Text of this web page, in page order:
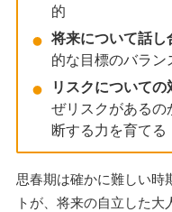
的
将来について話し
的な目標のバラン
リスクについての
ぜリスクがあるの
断する力を育てる
思春期は確かに難しい時
トが、将来の自立した大